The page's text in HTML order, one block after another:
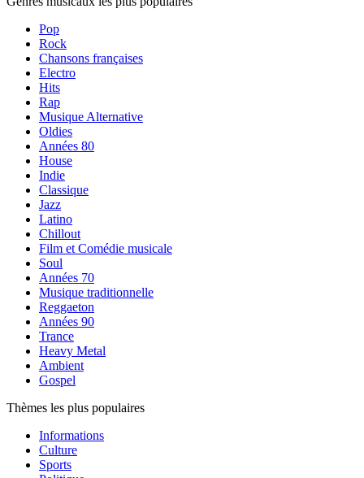
Pop
Rock
Chansons françaises
Electro
Hits
Rap
Musique Alternative
Oldies
Années 80
House
Indie
Classique
Jazz
Latino
Chillout
Film et Comédie musicale
Soul
Années 70
Musique traditionnelle
Reggaeton
Années 90
Trance
Heavy Metal
Ambient
Gospel
Thèmes les plus populaires
Informations
Culture
Sports